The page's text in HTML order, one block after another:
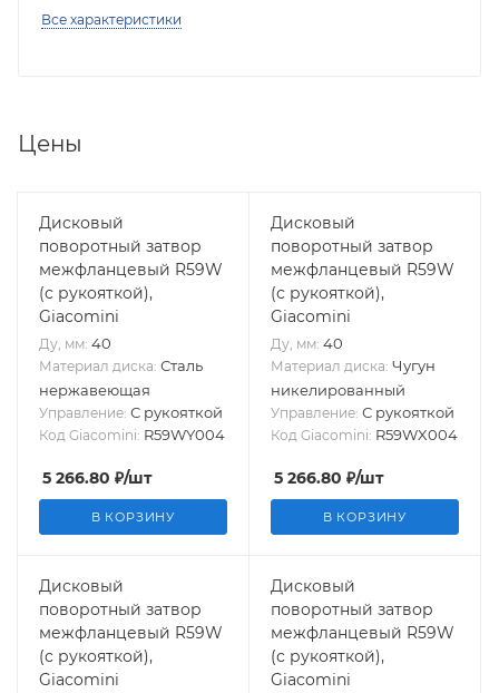
Все характеристики
Цены
Дисковый
поворотный затвор
межфланцевый R59W
(с рукояткой),
Giacomini
Ду, мм: 40
Материал диска: Сталь
нержавеющая
Управление: С рукояткой
Код Giacomini: R59WY004
5 266.80 ₽/шт
В КОРЗИНУ
Дисковый
поворотный затвор
межфланцевый R59W
(с рукояткой),
Giacomini
Ду, мм: 40
Материал диска: Чугун
никелированный
Управление: С рукояткой
Код Giacomini: R59WX004
5 266.80 ₽/шт
В КОРЗИНУ
Дисковый
поворотный затвор
межфланцевый R59W
(с рукояткой),
Giacomini
Дисковый
поворотный затвор
межфланцевый R59W
(с рукояткой),
Giacomini